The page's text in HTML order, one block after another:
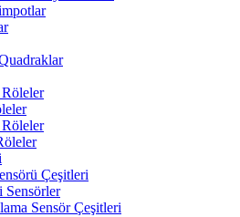
Çeşitleri
Sensörler
Sensör Çeşitleri